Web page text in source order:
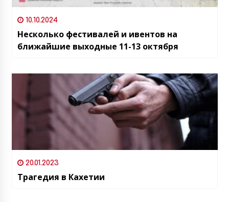
10.10.2024
Несколько фестивалей и ивентов на
ближайшие выходные 11-13 октября
20.01.2023
Трагедия в Кахетии